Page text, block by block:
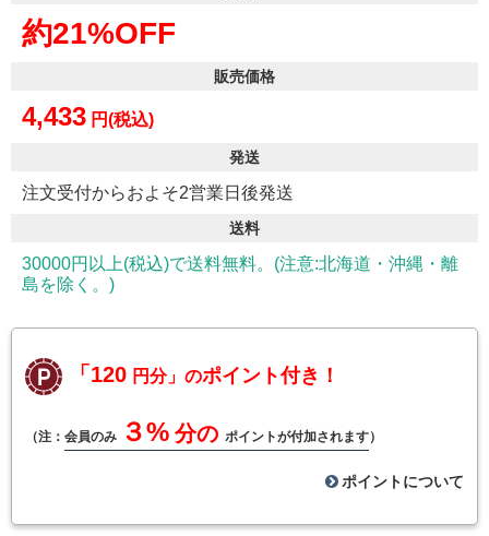
約21%OFF
販売価格
4,433 円(税込)
発送
注文受付からおよそ2営業日後発送
送料
30000円以上(税込)で送料無料。(注意:北海道・沖縄・離
島を除く。)
「120 円分」のポイント付き！
（注： 会員のみ ３% 分の ポイントが付加されます）
ポイントについて